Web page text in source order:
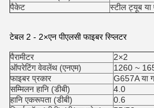
पैकेट
स्टील ट्यूब या
टेबल 2 - 2×एन पीएलसी फाइबर स्प्लिटर
पैरामीटर 2×2
ऑपरेटिंग वेवलेंथ (एनएम)
1260 ~
फाइबर प्रकार
G657A या
सम्मिलन हानि (डीबी)
4.0
हानि एकरूपता (डीबी)
0.6